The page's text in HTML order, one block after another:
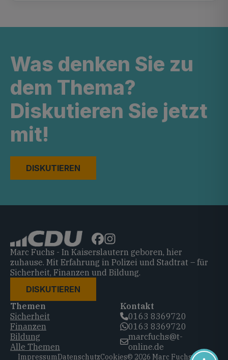
Was denken Sie zu
dem Thema?
Diskutieren Sie jetzt
mit!
DISKUTIEREN
Marc Fuchs - In Kaiserslautern geboren, hier
zuhause. Mit Erfahrung in Polizei und Stadtrat – für
Sicherheit, Finanzen und Bildung.
DISKUTIEREN
Themen
Sicherheit
Finanzen
Bildung
Alle Themen
Kontakt
0163 8369720‬
0163 8369720‬
marcfuchs@t-
online.de
ImpressumDatenschutzCookies© 2026 Marc Fuchs, CDU